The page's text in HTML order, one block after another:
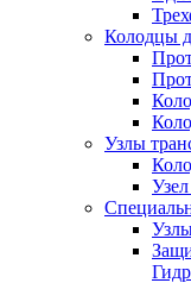
Колодцы
Узлы